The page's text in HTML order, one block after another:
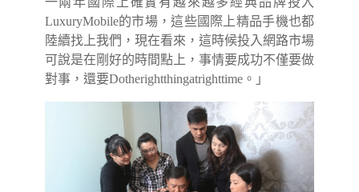
LuxuryMobile的市場，這些國際上精品手機也都
陸續找上我們，現在看來，這時候投入網路市場
可說是在剛好的時間點上，事情要成功不僅要做
對事，還要Dotherightthingatrighttime。」